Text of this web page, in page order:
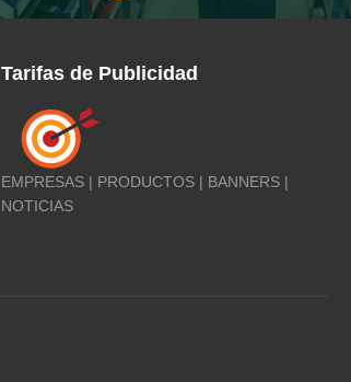
Tarifas de Publicidad
EMPRESAS | PRODUCTOS | BANNERS |
NOTICIAS